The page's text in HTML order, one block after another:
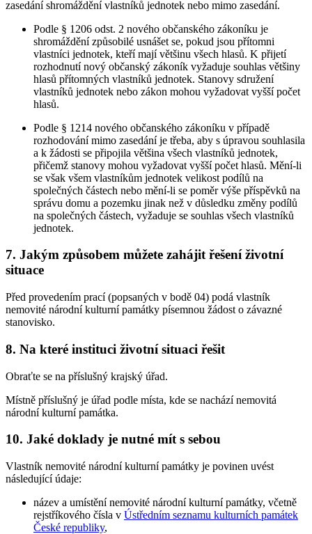
zasedání shromáždění vlastníků jednotek nebo mimo zasedání.
Podle § 1206 odst. 2 nového občanského zákoníku je
shromáždění způsobilé usnášet se, pokud jsou přítomni
vlastníci jednotek, kteří mají většinu všech hlasů. K přijetí
rozhodnutí nový občanský zákoník vyžaduje souhlas většiny
hlasů přítomných vlastníků jednotek. Stanovy sdružení
vlastníků jednotek nebo zákon mohou vyžadovat vyšší počet
hlasů.
Podle § 1214 nového občanského zákoníku v případě
rozhodování mimo zasedání je třeba, aby s úpravou souhlasila
a k žádosti se připojila většina všech vlastníků jednotek,
přičemž stanovy mohou vyžadovat vyšší počet hlasů. Mění-li
se však všem vlastníkům jednotek velikost podílů na
společných částech nebo mění-li se poměr výše příspěvků na
správu domu a pozemku jinak než v důsledku změny podílů
na společných částech, vyžaduje se souhlas všech vlastníků
jednotek.
7. Jakým způsobem můžete zahájit řešení životní
situace
Před provedením prací (popsaných v bodě 04) podá vlastník
nemovité národní kulturní památky písemnou žádost o závazné
stanovisko.
8. Na které instituci životní situaci řešit
Obraťte se na příslušný krajský úřad.
Místně příslušný je úřad podle místa, kde se nachází nemovitá
národní kulturní památka.
10. Jaké doklady je nutné mít s sebou
Vlastník nemovité národní kulturní památky je povinen uvést
následující údaje:
název a umístění nemovité národní kulturní památky, včetně
rejstříkového čísla v Ústředním seznamu kulturních památek
České republiky,